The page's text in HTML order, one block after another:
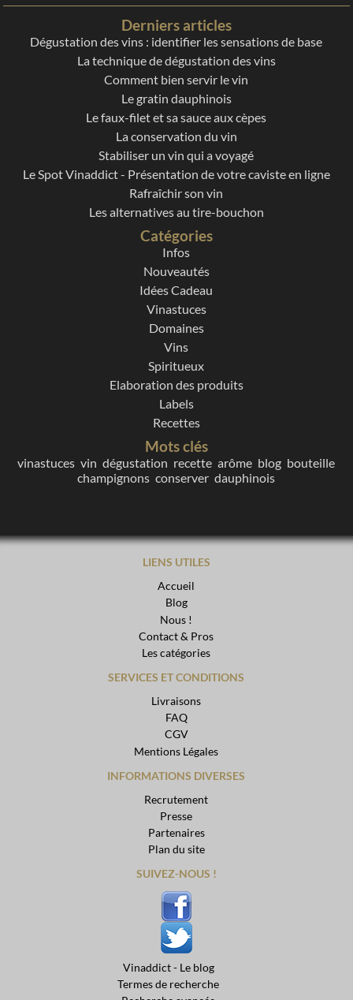
Derniers articles
Dégustation des vins : identifier les sensations de base
La technique de dégustation des vins
Comment bien servir le vin
Le gratin dauphinois
Le faux-filet et sa sauce aux cèpes
La conservation du vin
Stabiliser un vin qui a voyagé
Le Spot Vinaddict - Présentation de votre caviste en ligne
Rafraîchir son vin
Les alternatives au tire-bouchon
Catégories
Infos
Nouveautés
Idées Cadeau
Vinastuces
Domaines
Vins
Spiritueux
Elaboration des produits
Labels
Recettes
Mots clés
vinastuces vin dégustation recette arôme blog bouteille
champignons conserver dauphinois
LIENS UTILES
Accueil
Blog
Nous !
Contact & Pros
Les catégories
SERVICES ET CONDITIONS
Livraisons
FAQ
CGV
Mentions Légales
INFORMATIONS DIVERSES
Recrutement
Presse
Partenaires
Plan du site
SUIVEZ-NOUS !
Vinaddict - Le blog
Termes de recherche